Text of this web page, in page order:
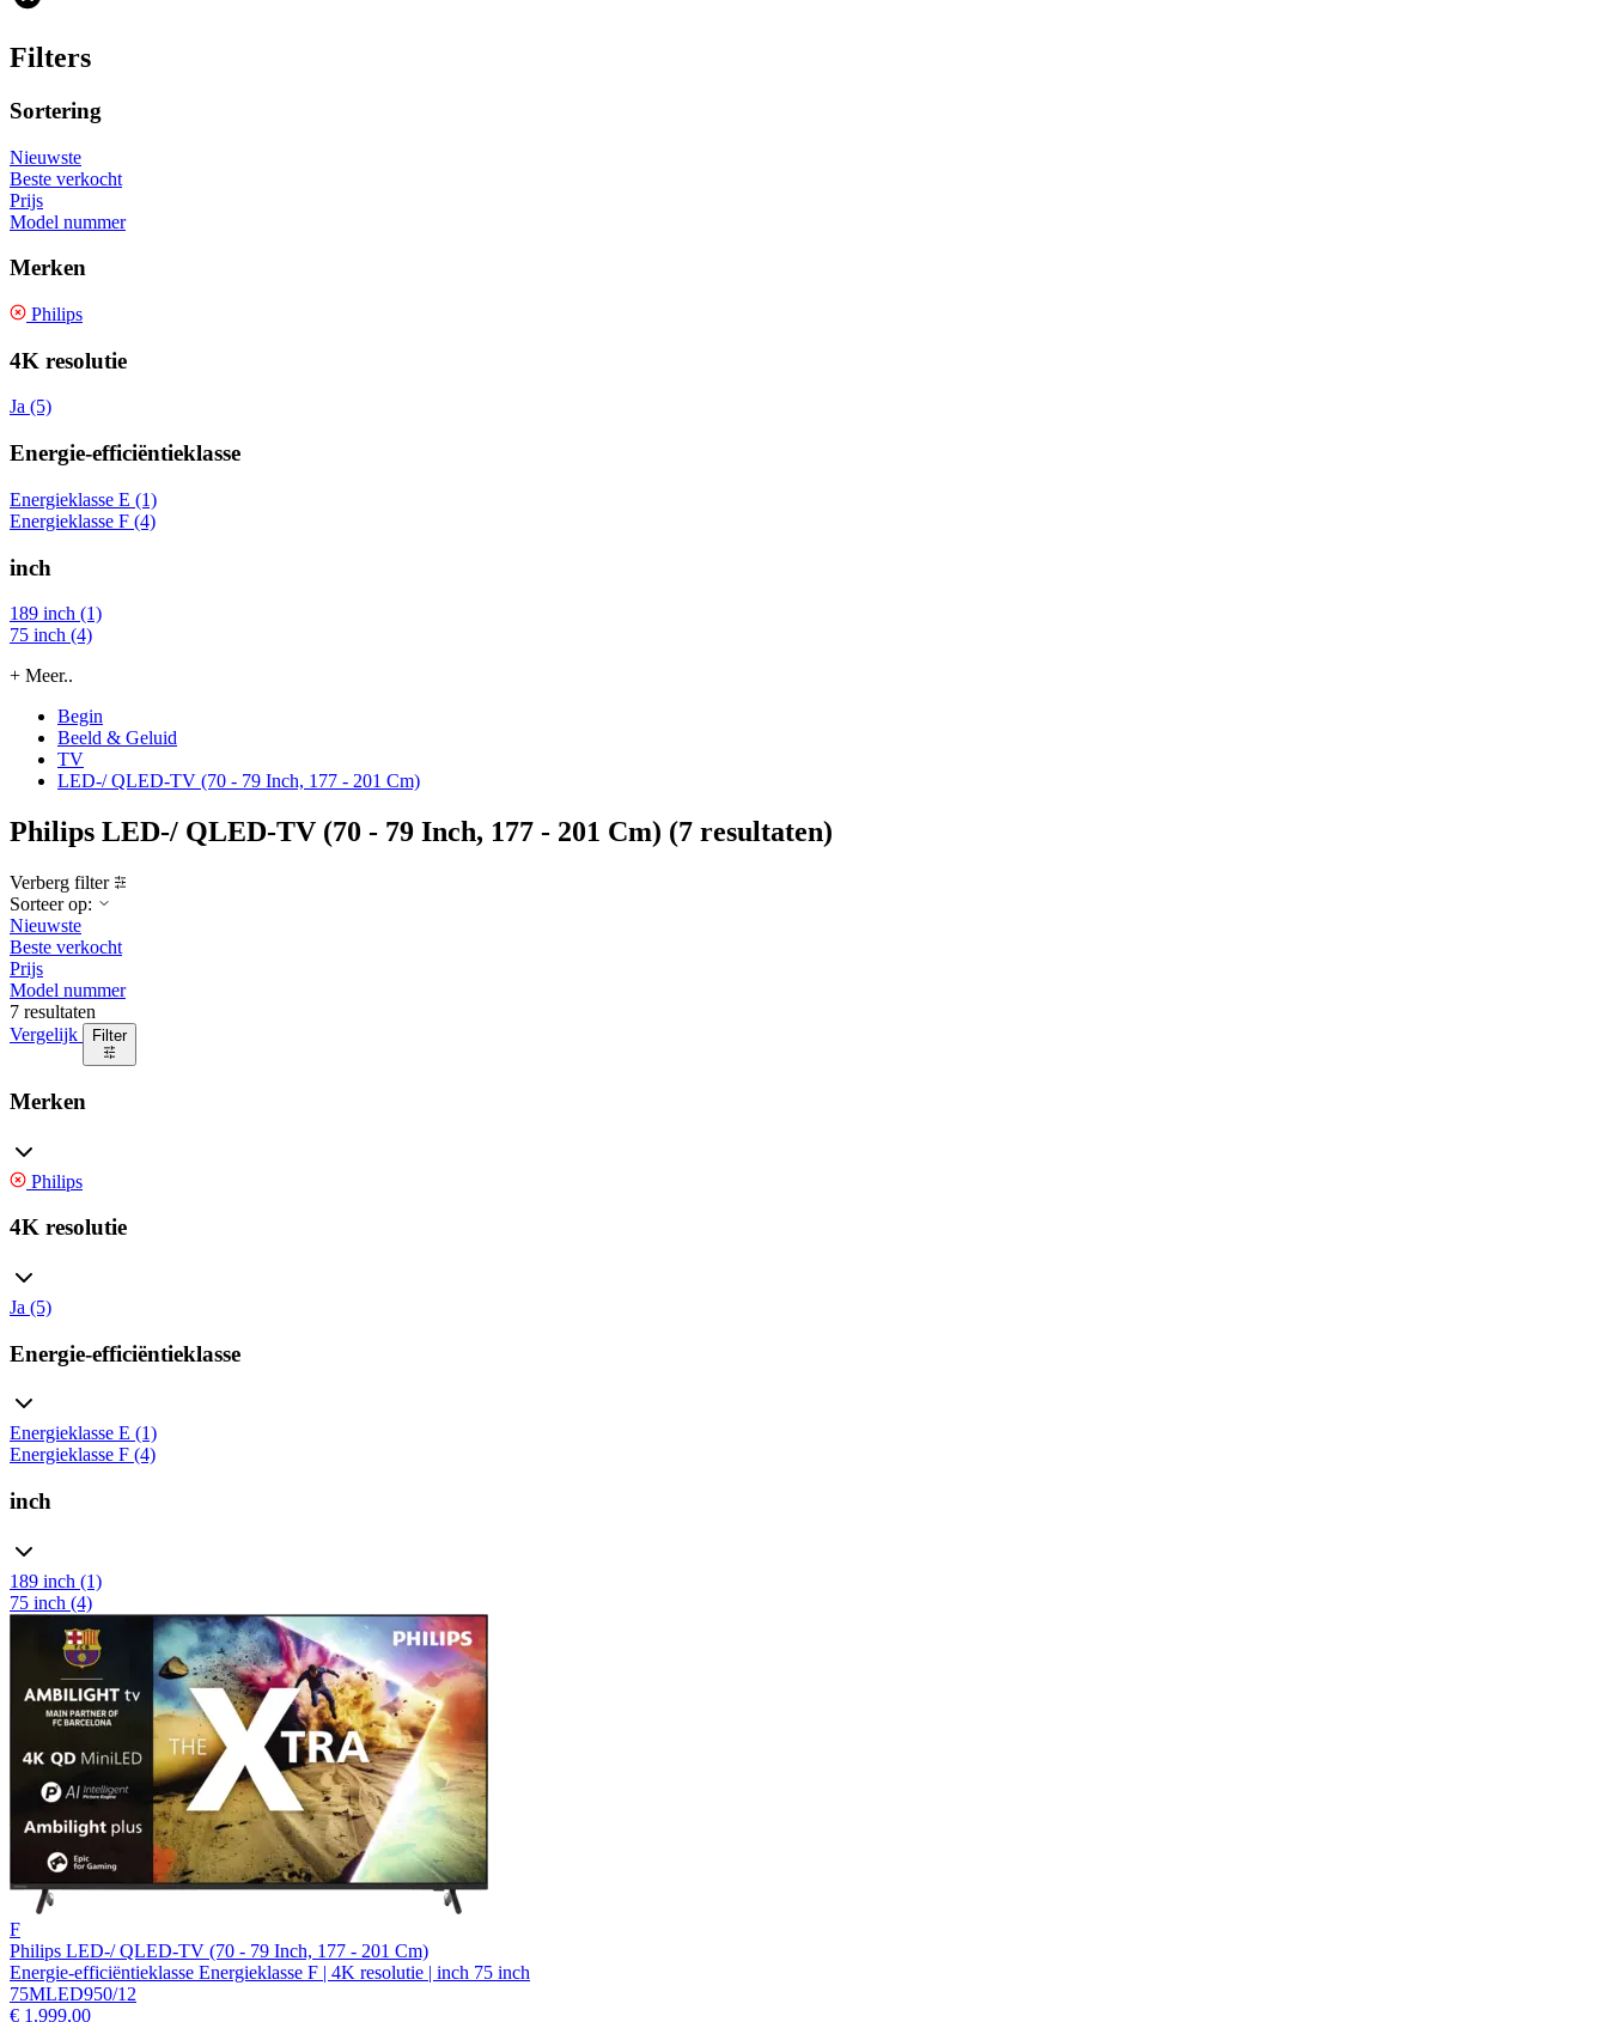
Filters
Sortering
Nieuwste
Beste verkocht
Prijs
Model nummer
Merken
Philips
4K resolutie
Ja (5)
Energie-efficiëntieklasse
Energieklasse E (1)
Energieklasse F (4)
inch
189 inch (1)
75 inch (4)
+ Meer..
Begin
Beeld & Geluid
TV
LED-/ QLED-TV (70 - 79 Inch, 177 - 201 Cm)
Philips LED-/ QLED-TV (70 - 79 Inch, 177 - 201 Cm) (7 resultaten)
Verberg filter
Sorteer op:
Nieuwste
Beste verkocht
Prijs
Model nummer
7 resultaten
Vergelijk
Filter
Merken
Philips
4K resolutie
Ja (5)
Energie-efficiëntieklasse
Energieklasse E (1)
Energieklasse F (4)
inch
189 inch (1)
75 inch (4)
F
Philips LED-/ QLED-TV (70 - 79 Inch, 177 - 201 Cm)
Energie-efficiëntieklasse Energieklasse F | 4K resolutie | inch 75 inch
75MLED950/12
€ 1.999,00